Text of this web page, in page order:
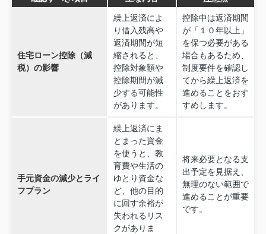
住宅ローン控除（減
税）の影響
繰上返済によ
り借入残高や
返済期間が短
縮されると、
控除対象額や
控除期間が減
少する可能性
があります。
控除中は返済期間
が「１０年以上」
を保つ必要がある
場合もあるため、
制度要件を確認し
てから繰上返済を
進めることをおす
すめします。
手元資金の減少とライ
フプラン
繰上返済にま
とまった資金
を使うと、教
育費や生活の
ゆとり資金な
ど、他の目的
に回す余裕が
失われるリス
クがありま
将来必要となる支
出予定を見据え、
無理のない範囲で
進めることが重要
です。